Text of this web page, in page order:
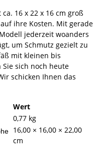
16 x 22 x 16 cm groß
ihre Kosten. Mit gerade
jederzeit woanders
um Schmutz gezielt zu
mit kleinen bis
sich noch heute
schicken Ihnen das
Wert
0,77 kg
16,00 × 16,00 × 22,00
cm